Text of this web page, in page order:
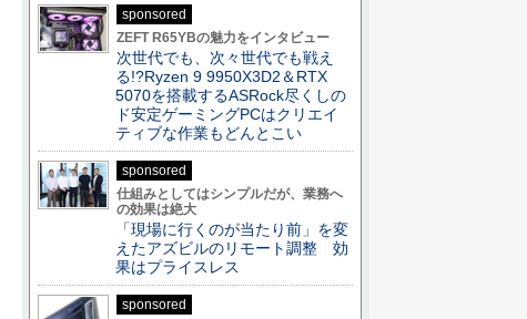
sponsored
ZEFT R65YBの魅力をインタビュー
次世代でも、次々世代でも戦え
る!?Ryzen 9 9950X3D2＆RTX
5070を搭載するASRock尽くしの
ド安定ゲーミングPCはクリエイ
ティブな作業もどんとこい
sponsored
仕組みとしてはシンプルだが、業務へ
の効果は絶大
「現場に行くのが当たり前」を変
えたアズビルのリモート調整 効
果はプライスレス
sponsored